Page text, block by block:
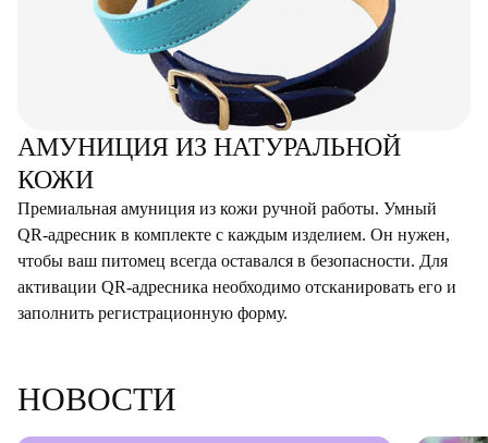
АМУНИЦИЯ ИЗ НАТУРАЛЬНОЙ
КОЖИ
Премиальная амуниция из кожи ручной работы. Умный
QR-адресник в комплекте с каждым изделием. Он нужен,
чтобы ваш питомец всегда оставался в безопасности. Для
активации QR-адресника необходимо отсканировать его и
заполнить регистрационную форму.
НОВОСТИ